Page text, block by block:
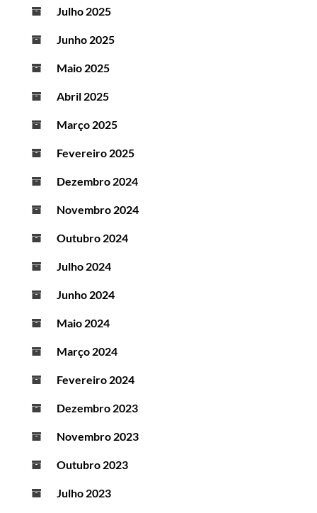
Julho 2025
Junho 2025
Maio 2025
Abril 2025
Março 2025
Fevereiro 2025
Dezembro 2024
Novembro 2024
Outubro 2024
Julho 2024
Junho 2024
Maio 2024
Março 2024
Fevereiro 2024
Dezembro 2023
Novembro 2023
Outubro 2023
Julho 2023